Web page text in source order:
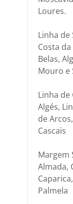
Loures.
Linha de
Costa
Belas,
Mouro e
Linha de
Algés,
de
Cascais
Margem
Almada,
Palmela